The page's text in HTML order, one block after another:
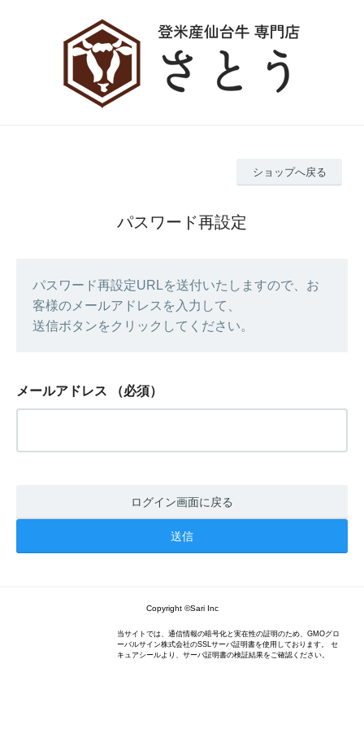
ショップへ戻る
パスワード再設定
パスワード再設定URLを送付いたしますので、お
客様のメールアドレスを入力して、
送信ボタンをクリックしてください。
メールアドレス （必須）
ログイン画面に戻る
Copyright ©Sari Inc
当サイトでは、通信情報の暗号化と実在性の証明のため、GMOグロ
ーバルサイン株式会社のSSLサーバ証明書を使用しております。 セ
キュアシールより、サーバ証明書の検証結果をご確認ください。